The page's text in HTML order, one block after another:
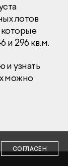
лотов
и 296 кв.м.
и узнать
можно
СОГЛАСЕН